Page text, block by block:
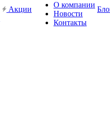
Акции
О компании
Новости
Контакты